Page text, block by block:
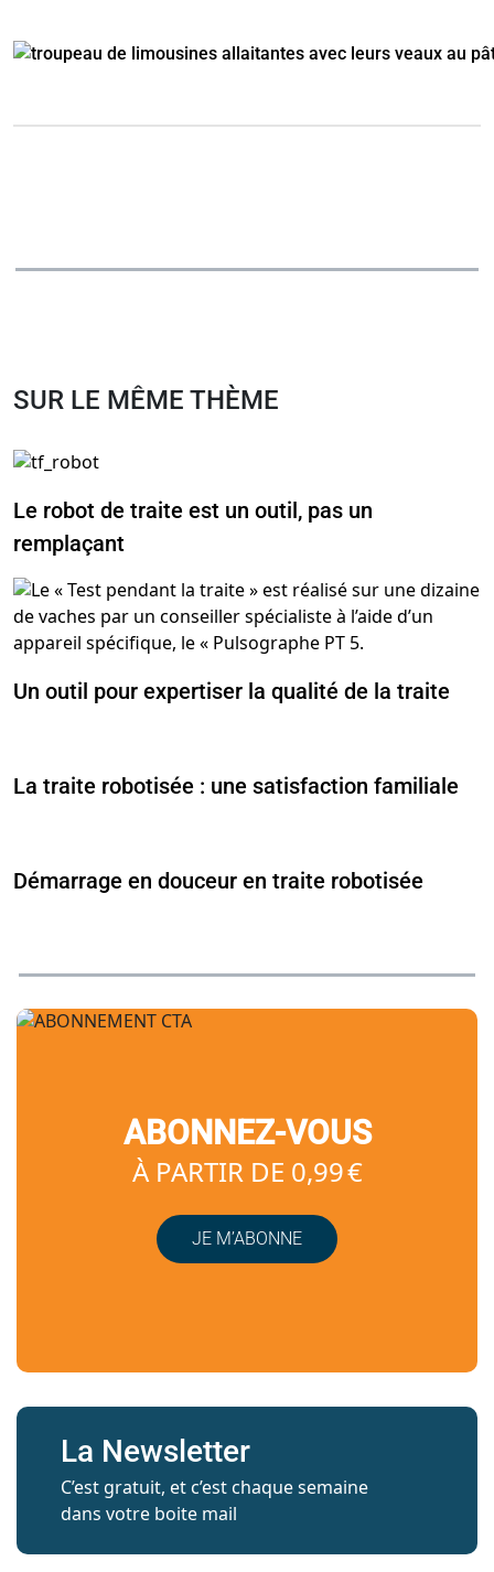
SUR LE MÊME THÈME
Le robot de traite est un outil, pas un
remplaçant
Un outil pour expertiser la qualité de la traite
La traite robotisée : une satisfaction familiale
Démarrage en douceur en traite robotisée
ABONNEZ-VOUS
À PARTIR DE 0,99 €
JE M’ABONNE
La Newsletter
C’est gratuit, et c’est chaque semaine
dans votre boite mail